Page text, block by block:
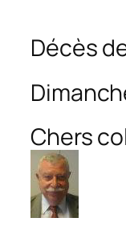
Décès
Chers